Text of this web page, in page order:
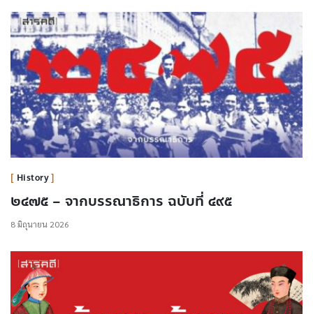
History
๒๔๗๕ – จากบรรณาธิการ ฉบับที่ ๔๙๕
8 มิถุนายน 2026